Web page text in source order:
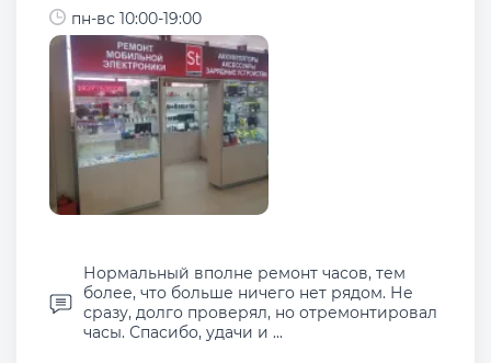
пн-вс 10:00-19:00
Нормальный вполне ремонт часов, тем
более, что больше ничего нет рядом. Не
сразу, долго проверял, но отремонтировал
часы. Спасибо, удачи и ...